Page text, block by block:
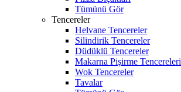
Tümünü Gör
Tencereler
Helvane Tencereler
Silindirik Tencereler
Düdüklü Tencereler
Makarna Pişirme Tencereleri
Wok Tencereler
Tavalar